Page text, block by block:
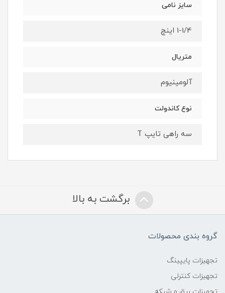
سایز نامی
1-1/4 اینچ
متریال
آلومینیوم
نوع کاندولت
سه راهی تایپ T
برگشت به بالا
گروه بندی محصولات
تجهیزات پایپینگ
تجهیزات کنترلی